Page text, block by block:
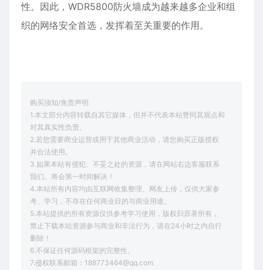
性。因此，WDR5800防火墙成为越来越多企业和组
织的网络安全首选，发挥着至关重要的作用。
购买须知/免责声明
1.本文部分内容转载自其它媒体，但并不代表本站赞同其观点和
对其真实性负责。
2.若您需要商业运营或用于其他商业活动，请您购买正版授权
并合法使用。
3.如果本站有侵犯、不妥之处的资源，请在网站右边客服联系
我们。将会第一时间解决！
4.本站所有内容均由互联网收集整理、网友上传，仅供大家参
考、学习，不存在任何商业目的与商业用途。
5.本站提供的所有资源仅供参考学习使用，版权归原著所有，
禁止下载本站资源参与商业和非法行为，请在24小时之内自行
删除！
6.不保证任何源码框架的完整性。
7.侵权联系邮箱：188773464@qq.com